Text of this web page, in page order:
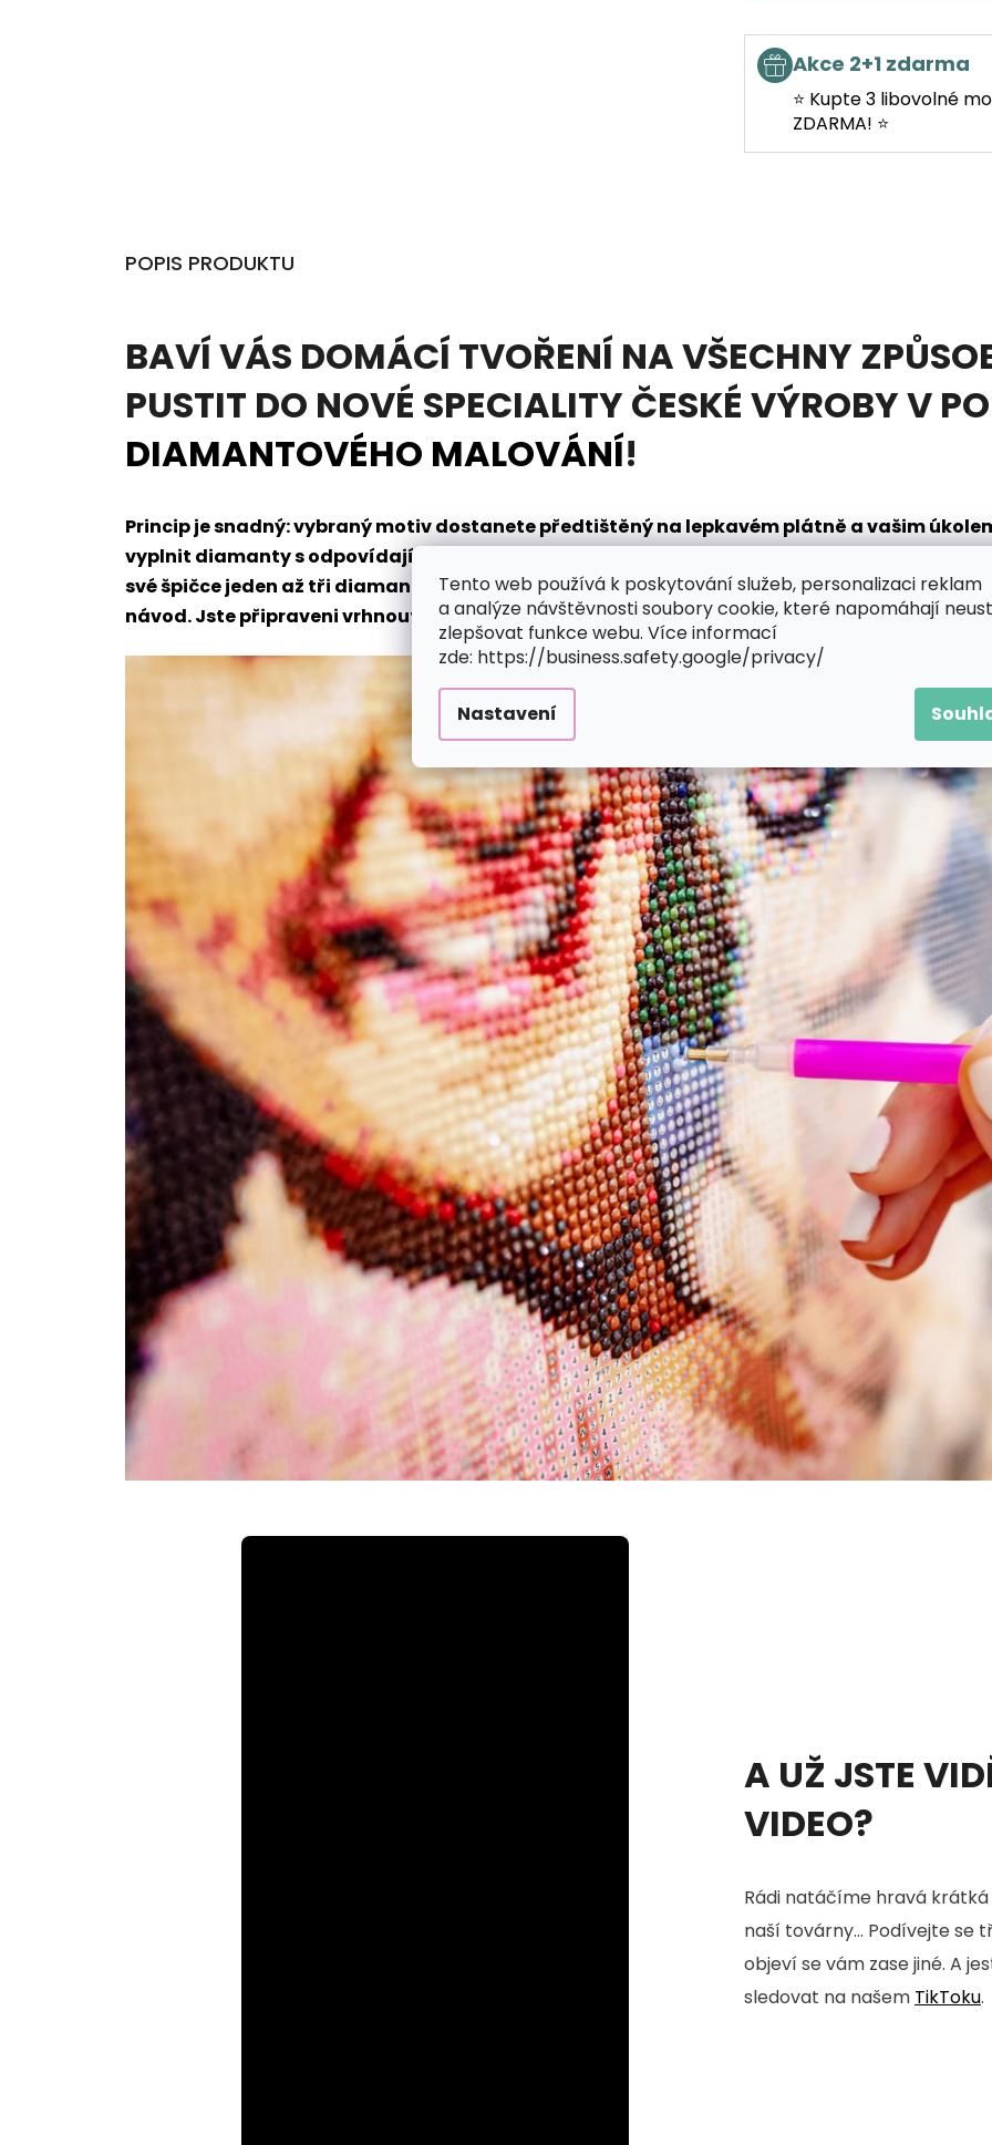
Tento web používá k poskytování služeb, personalizaci reklam
a analýze návštěvnosti soubory cookie, které napomáhají
zlepšovat funkce webu. Více informací
zde: https://business.safety.google/privacy/
Nastavení
Akce 2+1 zdarma
⭐ Kupte 3 libovolné
ZDARMA! ⭐
POPIS PRODUKTU
BAVÍ VÁS DOMÁCÍ TVOŘENÍ NA VŠECHNY
PUSTIT DO NOVÉ SPECIALITY ČESKÉ VÝROBY V
DIAMANTOVÉHO MALOVÁNÍ!
Princip je snadný: vybraný motiv dostanete předtištěný na lepkavém plátně a vašim
vyplnit diamanty s odpovídajícím označením. K tomu vám pomůže
své špičce jeden až tři diamanty najednou. V sadě obdržíte také mističku na nabírání
návod. Jste připraveni vrhnout se do třpytivého světa zábavy?
A UŽ JSTE
VIDEO?
Rádi natáčíme hravá krátká
naší továrny... Podívejte se
objeví se vám zase jiné. A
sledovat na našem TikToku.